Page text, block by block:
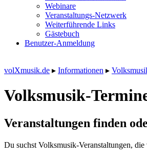
Webinare
Veranstaltungs-Netzwerk
Weiterführende Links
Gästebuch
Benutzer-Anmeldung
volXmusik.de ▸ Informationen ▸
Volksmusik-
Veranstaltungen finden
Du suchst Volksmusik-Veranstaltungen,